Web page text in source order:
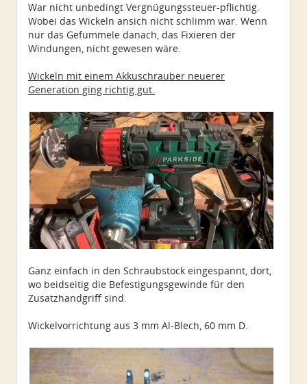
War nicht unbedingt Vergnügungssteuer-pflichtig.
Wobei das Wickeln ansich nicht schlimm war. Wenn
nur das Gefummele danach, das Fixieren der
Windungen, nicht gewesen wäre.
Wickeln mit einem Akkuschrauber neuerer
Generation ging richtig gut.
Ganz einfach in den Schraubstock eingespannt, dort,
wo beidseitig die Befestigungsgewinde für den
Zusatzhandgriff sind.
Wickelvorrichtung aus 3 mm Al-Blech, 60 mm D.